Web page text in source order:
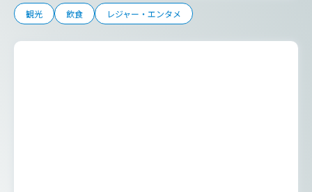
観光 飲食 レジャー・エンタメ